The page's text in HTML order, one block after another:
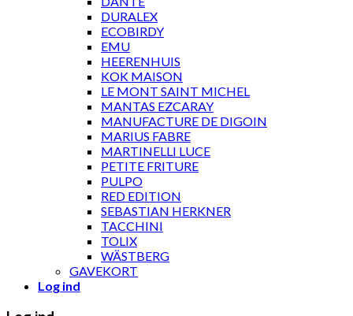
DURALEX
ECOBIRDY
EMU
HEERENHUIS
KOK MAISON
LE MONT SAINT MICHEL
MANTAS EZCARAY
MANUFACTURE DE DIGOIN
MARIUS FABRE
MARTINELLI LUCE
PETITE FRITURE
PULPO
RED EDITION
SEBASTIAN HERKNER
TACCHINI
TOLIX
WÄSTBERG
GAVEKORT
Log ind